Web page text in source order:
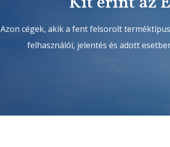
Azon cégek, akik a fent felsorolt
felhasználói, jelentés és adott